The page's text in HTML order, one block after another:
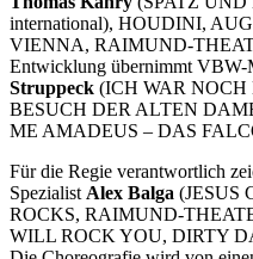
international), HOUDINI,
VIENNA, RAIMUND-
Entwicklung übernimmt VBW-
Struppeck (ICH WAR
BESUCH DER ALTEN
ME AMADEUS – DAS
Für die Regie verantwortlich
Spezialist Alex Balga (JESUS
ROCKS, RAIMUND-
WILL ROCK YOU, DIRTY